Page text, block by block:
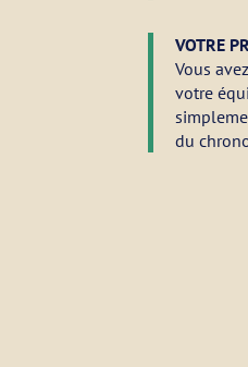
VOTRE
Vous
votre
du